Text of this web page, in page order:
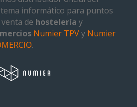
informático para puntos
venta de hostelería y
Numier TPVy Numier
.